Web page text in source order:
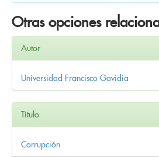
Otras opciones
Autor
Universidad Francisco Gavidia
Título
Corrupción